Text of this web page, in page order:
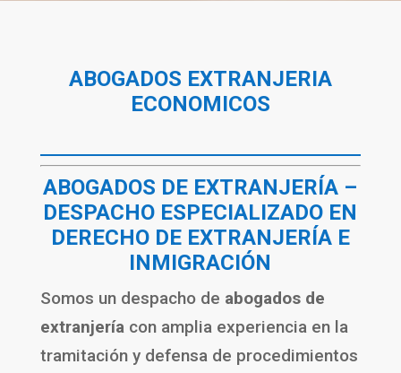
ABOGADOS EXTRANJERIA
ECONOMICOS
ABOGADOS DE EXTRANJERÍA –
DESPACHO ESPECIALIZADO EN
DERECHO DE EXTRANJERÍA E
INMIGRACIÓN
Somos un despacho de abogados de
extranjeríacon amplia experiencia en la
tramitación y defensa de procedimientos